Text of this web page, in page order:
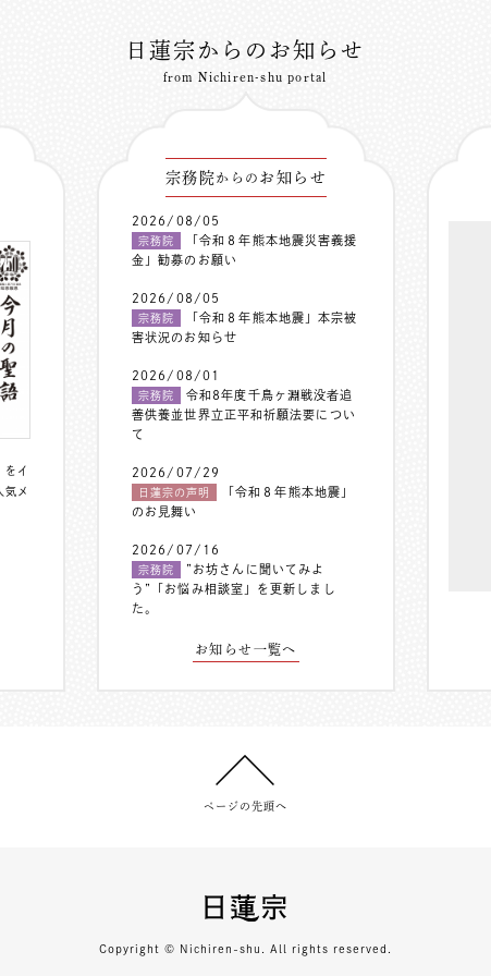
日蓮宗からのお知らせ
from Nichiren-shu portal
をイ
気メ
宗務院からの お知らせ
2026/08/05
宗務院
「令和８年熊本地震災害義援
金」勧募のお願い
2026/08/05
宗務院
「令和８年熊本地震」本宗被
害状況のお知らせ
2026/08/01
宗務院
令和8年度千鳥ヶ淵戦没者追
善供養並世界立正平和祈願法要につい
て
2026/07/29
日蓮宗の声明
「令和８年熊本地震」
のお見舞い
2026/07/16
宗務院
”お坊さんに聞いてみよ
う”「お悩み相談室」を更新しまし
た。
お知らせ一覧へ
ページの先頭へ
Copyright © Nichiren-shu. All rights reserved.